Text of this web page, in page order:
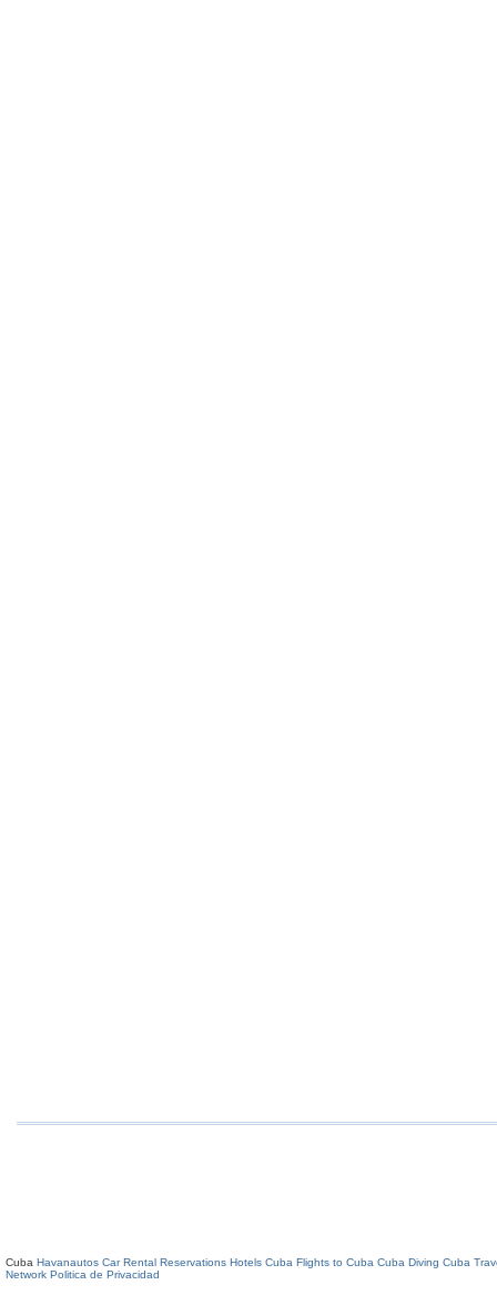
Cuba Havanautos Car Rental Reservations Hotels Cuba Flights to Cuba Cuba Diving Cuba
Network Politica de Privacidad